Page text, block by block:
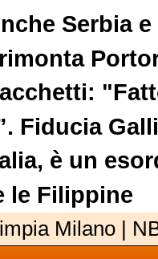
Serbia
Fiducia
è un
le Filippine
Milano |